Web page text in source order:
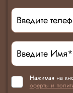
Нажимая на
оферты и